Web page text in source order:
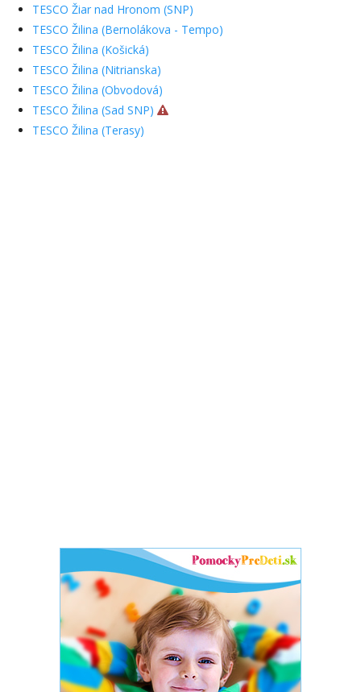
TESCO Žiar nad Hronom (SNP)
TESCO Žilina (Bernolákova - Tempo)
TESCO Žilina (Košická)
TESCO Žilina (Nitrianska)
TESCO Žilina (Obvodová)
TESCO Žilina (Sad SNP)
TESCO Žilina (Terasy)